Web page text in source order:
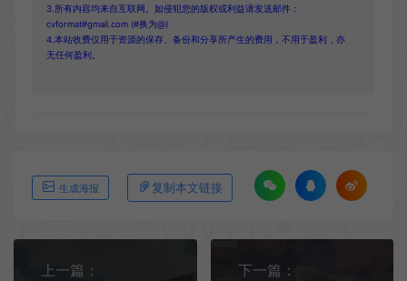
3.所有内容均来自互联网。如侵犯您的版权或利益请发送邮件：
cvformat#gmail.com (#换为@)
4.本站收费仅用于资源的保存、备份和分享所产生的费用，不用于盈利，亦
无任何盈利。
生成海报 复制本文链接
上一篇：
下一篇：